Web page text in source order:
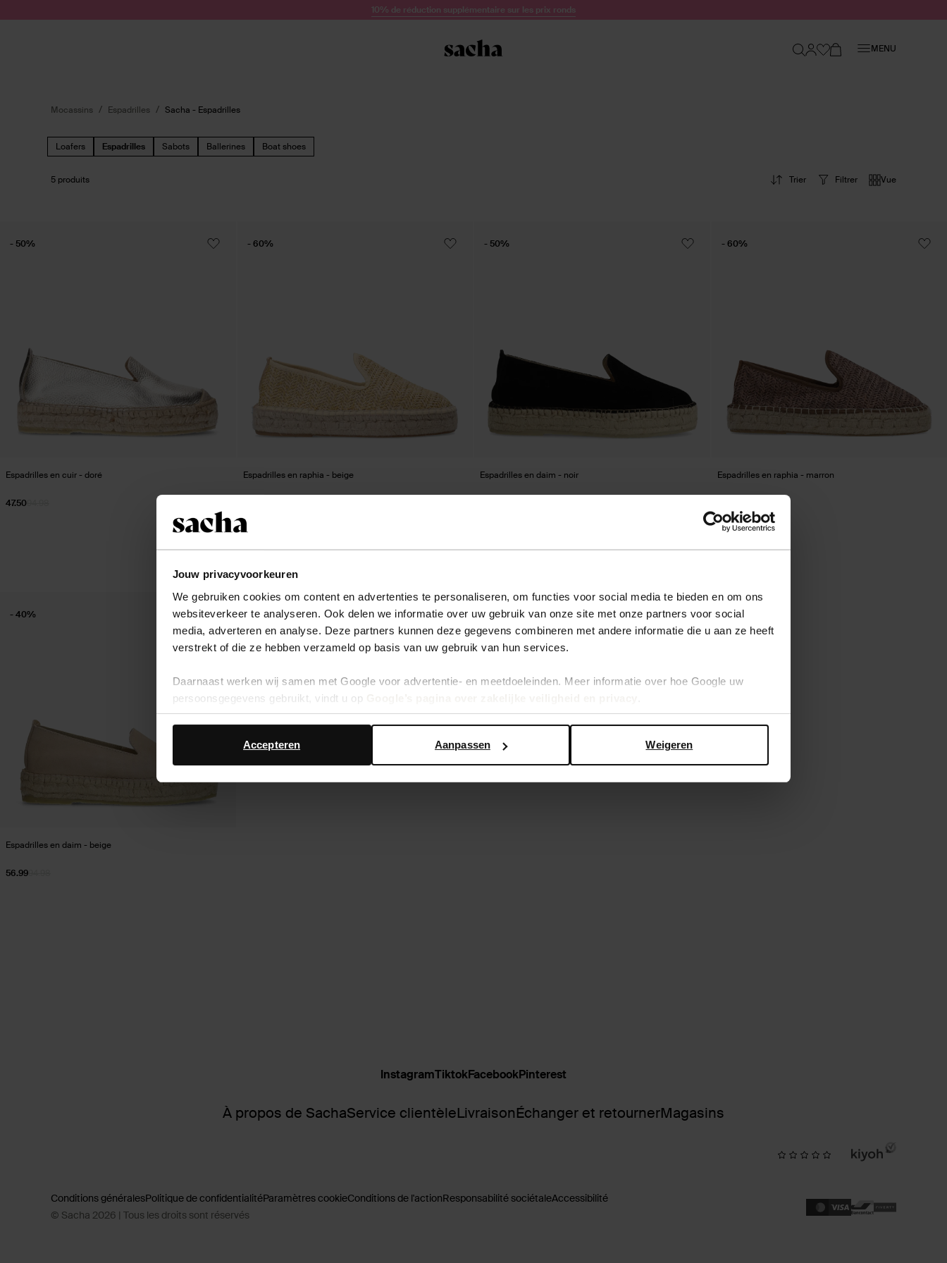
Jouw privacyvoorkeuren
We gebruiken cookies om content en advertenties te personaliseren, om functies voor social media te bieden en om ons
websiteverkeer te analyseren. Ook delen we informatie over uw gebruik van onze site met onze partners voor social
media, adverteren en analyse. Deze partners kunnen deze gegevens combineren met andere informatie die u aan ze heeft
verstrekt of die ze hebben verzameld op basis van uw gebruik van hun services.
Daarnaast werken wij samen met Google voor advertentie- en meetdoeleinden. Meer informatie over hoe Google uw
persoonsgegevens gebruikt, vindt u op
Weigeren
Aanpassen
Accepteren
10% de réduction supplémentaire sur les prix ronds
MENU
Mocassins Espadrilles Sacha - Espadrilles
Loafers Espadrilles Sabots Ballerines Boat shoes
Filtrer Vue
5 produits Trier
Espadrilles en cuir - doré
47.50
- 50%
Espadrilles en raphia - beige
- 60%
Espadrilles en daim - noir
- 50%
Espadrilles en raphia - marron
- 60%
Espadrilles en daim - beige
56.99
- 40%
À propos de SachaService clientèleLivraisonÉchanger et retournerMagasins
InstagramTiktokFacebookPinterest
Conditions généralesPolitique de confidentialitéParamètres cookieConditions de l'actionResponsabilité sociétaleAccessibilité
© Sacha 2026 | Tous les droits sont réservés